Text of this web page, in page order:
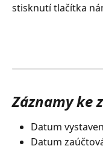
stisknutí tlačítka
Záznamy ke
Datum
Datum